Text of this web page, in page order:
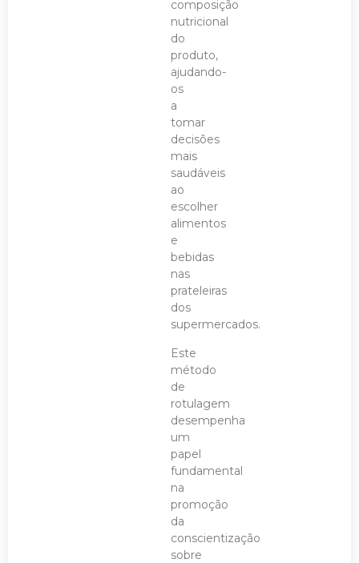
composição
nutricional
do
produto,
ajudando-
os
a
tomar
decisões
mais
saudáveis
ao
escolher
alimentos
e
bebidas
nas
prateleiras
dos
supermercados.
Este
método
de
rotulagem
desempenha
um
papel
fundamental
na
promoção
da
conscientização
sobre